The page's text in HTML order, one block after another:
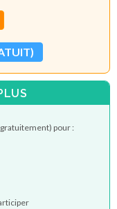
pour :